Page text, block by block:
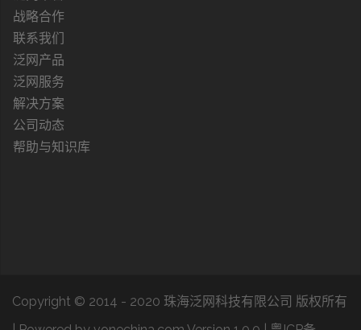
战略合作
联系我们
泛网产品
泛网服务
解决方案
公司动态
帮助与知识库
Copyright © 2014 - 2020 珠海泛网科技有限公司 版权所有